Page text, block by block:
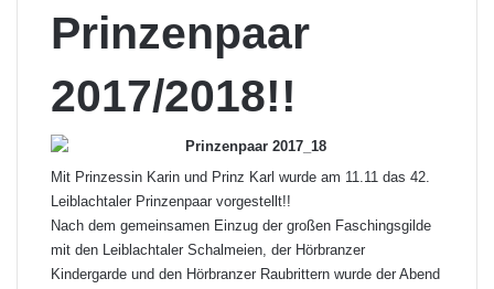
Prinzenpaar
2017/2018!!
Mit Prinzessin Karin und Prinz Karl wurde am 11.11 das 42.
Leiblachtaler Prinzenpaar vorgestellt!!
Nach dem gemeinsamen Einzug der großen Faschingsgilde
mit den Leiblachtaler Schalmeien, der Hörbranzer
Kindergarde und den Hörbranzer Raubrittern wurde der Abend